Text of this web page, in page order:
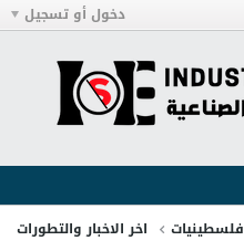
دخول أو تسجيل
فلسطينيات اخر الاخبار والتطورات